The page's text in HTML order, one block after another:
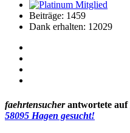
Beiträge: 1459
Dank erhalten: 12029
faehrtensucherantwortete auf
58095 Hagen gesucht!